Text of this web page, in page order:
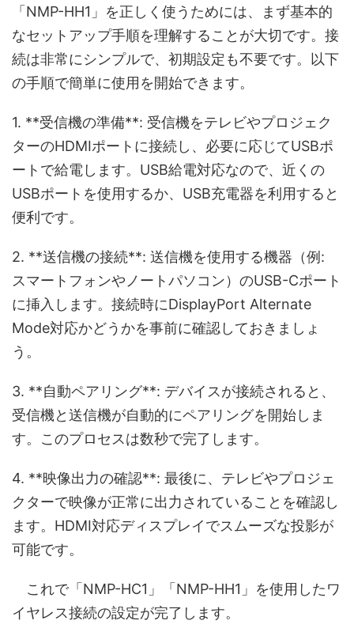
「NMP-HH1」を正しく使うためには、まず基本的
なセットアップ手順を理解することが大切です。接
続は非常にシンプルで、初期設定も不要です。以下
の手順で簡単に使用を開始できます。
1. **受信機の準備**: 受信機をテレビやプロジェク
ターのHDMIポートに接続し、必要に応じてUSBポ
ートで給電します。USB給電対応なので、近くの
USBポートを使用するか、USB充電器を利用すると
便利です。
2. **送信機の接続**: 送信機を使用する機器（例:
スマートフォンやノートパソコン）のUSB-Cポート
に挿入します。接続時にDisplayPort Alternate
Mode対応かどうかを事前に確認しておきましょ
う。
3. **自動ペアリング**: デバイスが接続されると、
受信機と送信機が自動的にペアリングを開始しま
す。このプロセスは数秒で完了します。
4. **映像出力の確認**: 最後に、テレビやプロジェ
クターで映像が正常に出力されていることを確認し
ます。HDMI対応ディスプレイでスムーズな投影が
可能です。
これで「NMP-HC1」「NMP-HH1」を使用したワ
イヤレス接続の設定が完了します。